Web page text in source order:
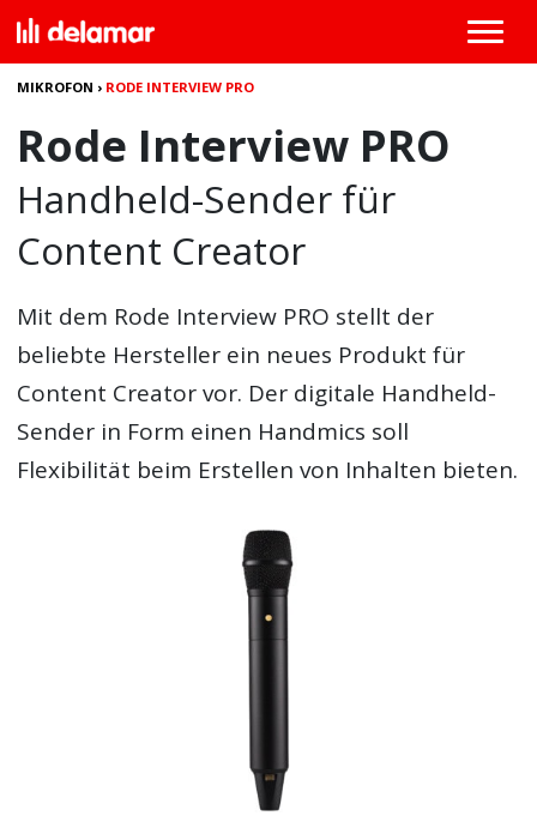
MIKROFON › RODE INTERVIEW PRO
Rode Interview PRO
Handheld-Sender für
Content Creator
Mit dem Rode Interview PRO stellt der
beliebte Hersteller ein neues Produkt für
Content Creator vor. Der digitale Handheld-
Sender in Form einen Handmics soll
Flexibilität beim Erstellen von Inhalten bieten.